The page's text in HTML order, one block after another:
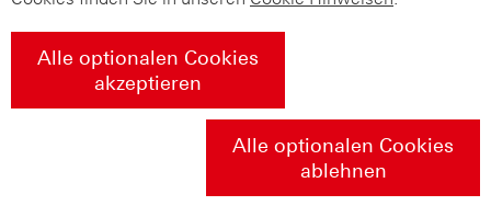
Alle optionalen Cookies
akzeptieren
Alle optionalen Cookies
ablehnen